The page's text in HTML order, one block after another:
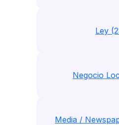
Ley
Negocio
Media /